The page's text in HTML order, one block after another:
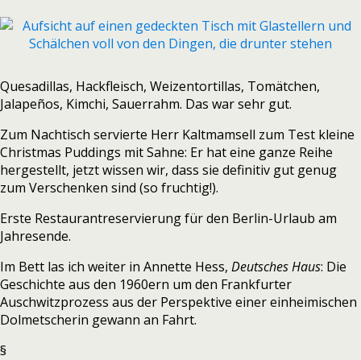
Quesadillas, Hackfleisch, Weizentortillas, Tomätchen,
Jalapeños, Kimchi, Sauerrahm. Das war sehr gut.
Zum Nachtisch servierte Herr Kaltmamsell zum Test kleine
Christmas Puddings mit Sahne: Er hat eine ganze Reihe
hergestellt, jetzt wissen wir, dass sie definitiv gut genug
zum Verschenken sind (so fruchtig!).
Erste Restaurantreservierung für den Berlin-Urlaub am
Jahresende.
Im Bett las ich weiter in Annette Hess, Deutsches Haus: Die
Geschichte aus den 1960ern um den Frankfurter
Auschwitzprozess aus der Perspektive einer einheimischen
Dolmetscherin gewann an Fahrt.
§